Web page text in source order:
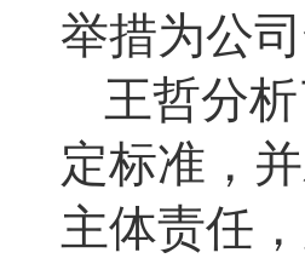
举措为公
王哲分
定标准，
主体责任